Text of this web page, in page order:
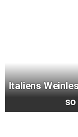
Italiens